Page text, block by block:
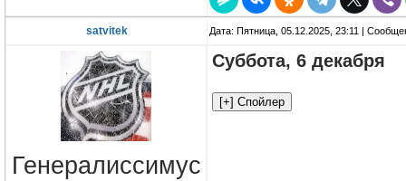
satvitek Дата: Пятница, 05.12.2025, 23:11 |
Генералиссимус
Суббота, 6 декабря